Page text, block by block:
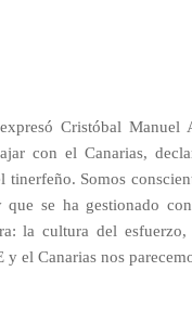
Cristóbal Manuel
con el Canarias,
tinerfeño. Somos
se ha gestionado
la cultura del
el Canarias nos